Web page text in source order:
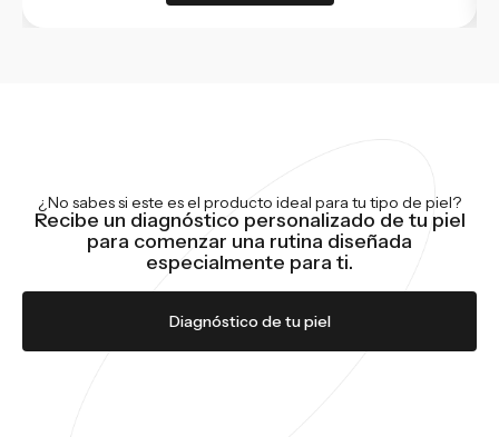
¿No sabes si este es el producto ideal para tu tipo de piel?
Recibe un diagnóstico personalizado de tu piel
para comenzar una rutina diseñada
especialmente para ti.
Diagnóstico de tu piel